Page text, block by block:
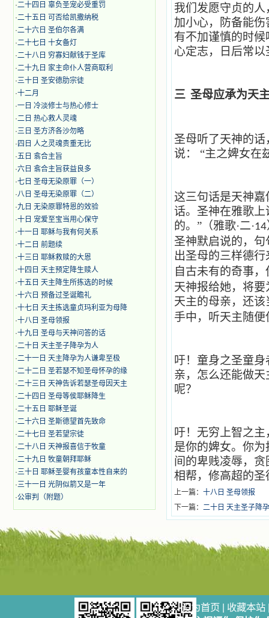
·二十四日 辜负圣宠必受重罚
·二十五日 可否给凯撒纳税
·二十六日 圣伯尔各满
·二十七日 十女备灯
·二十八日 穷寡妇献钱于圣库
·二十九日 家主命仆人营商取利
·三十日 圣安德肋宗徒
·十二月
·​一日 冷淡修士与热心修士
·二日 热心救人灵魂
·三日 圣方济各沙勿略
· 四日 人之灵魂贵重无比
·五日 翕合主旨
·六日 翕合主旨获益良多
·七日 圣母无染原罪（一）
·八日 圣母无染原罪（二）
·九日 无染原罪特恩的效验
·十日 宠爱至宝当用心保守
·十一日 耶稣与我有何关系
·十二日 前题续
·十三日 耶稣救赎的大恩
·十四日 天主预定降生赎人
·十五日 天主降生所拣选的时候
·十六日 预备过圣诞瞻礼
·十七日 天主拣选童贞玛利亚为母降
·十八日 圣母领报
·十九日 圣母与天神问答的话
·二十日 天主圣子降孕为人
·二十一日 天主降孕为人谦卑至极
·二十二日 圣若瑟不知圣母怀孕的缘
·二十三日 天神告诉若瑟圣母因天主
·二十四日 圣母等侯耶稣降生
·二十五日 耶稣圣诞
·二十六日 圣斯德望首先致命
·二十七日 圣若望宗徒
·二十八日 天神报喜信于牧童
·二十九日 牧童朝拜耶稣
·三十日 耶稣圣婴有孩童本性自来的
·三十一日 光阴似箭又是一年
·公审判（附题）
我们发愿守贞的
加小心，防备能
有不加谨慎的时
心定志，日后常
三 圣母应承为天
圣母听了天神的
说：
“主之婢女在
这三句话是天神
话。圣神在雅歌上
的。”（雅歌·二·14
圣神默启说的，
出圣母的三样德行
自古未有的奇事
天神报给她，将
天主的母亲，还
手中，听天主随
吁！童身之圣童
亲，怎么还能做
呢？
吁！无穷上智之
是你的婢女。你
间的卑贱凌辱，
相帮，修高超的圣
上一篇： 十八日 圣母领报
下一篇： 二十日 天主圣子降
设为首页 | 收藏本站